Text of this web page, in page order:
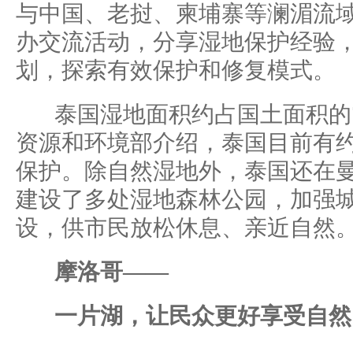
与中国、老挝、柬埔寨等澜湄流
办交流活动，分享湿地保护经验
划，探索有效保护和修复模式。
泰国湿地面积约占国土面积的
资源和环境部介绍，泰国目前有
保护。除自然湿地外，泰国还在
建设了多处湿地森林公园，加强
设，供市民放松休息、亲近自然
摩洛哥——
一片湖，让民众更好享受自然